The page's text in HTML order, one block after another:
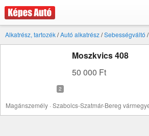
Alkatrész, tartozék/Autó alkatrész/Sebességváltó /
Moszkvics 408
50 000 Ft
Magánszemély · Szabolcs-Szatmár-Bereg